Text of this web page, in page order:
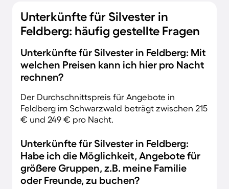
Unterkünfte für Silvester in
Feldberg: häufig gestellte Fragen
Unterkünfte für Silvester in Feldberg: Mit
welchen Preisen kann ich hier pro Nacht
rechnen?
Der Durchschnittspreis für Angebote in
Feldberg im Schwarzwald beträgt zwischen 215
€ und 249 € pro Nacht.
Unterkünfte für Silvester in Feldberg:
Habe ich die Möglichkeit, Angebote für
größere Gruppen, z.B. meine Familie
oder Freunde, zu buchen?